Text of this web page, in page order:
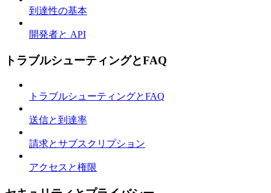
到達性の基本
開発者と API
トラブルシューティングとFAQ
トラブルシューティングとFAQ
送信と到達率
請求とサブスクリプション
アクセスと権限